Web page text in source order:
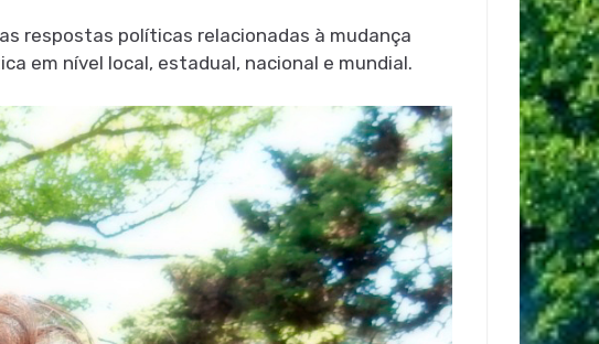
respostas políticas relacionadas à mudança
em nível local, estadual, nacional e mundial.